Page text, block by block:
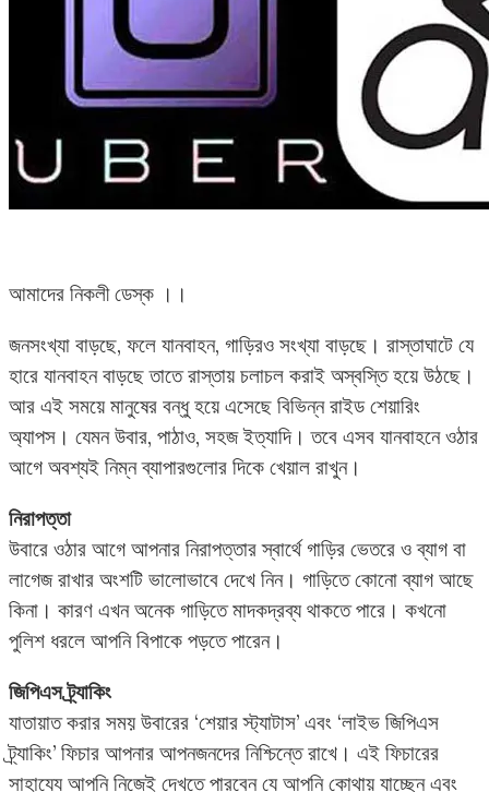
আমাদের নিকলী ডেস্ক ।।
জনসংখ্যা বাড়ছে, ফলে যানবাহন, গাড়িরও সংখ্যা বাড়ছে। রাস্তাঘাটে যে
হারে যানবাহন বাড়ছে তাতে রাস্তায় চলাচল করাই অস্বস্তি হয়ে উঠছে।
আর এই সময়ে মানুষের বন্ধু হয়ে এসেছে বিভিন্ন রাইড শেয়ারিং
অ্যাপস। যেমন উবার, পাঠাও, সহজ ইত্যাদি। তবে এসব যানবাহনে ওঠার
আগে অবশ্যই নিম্ন ব্যাপারগুলোর দিকে খেয়াল রাখুন।
নিরাপত্তা
উবারে ওঠার আগে আপনার নিরাপত্তার স্বার্থে গাড়ির ভেতরে ও ব্যাগ বা
লাগেজ রাখার অংশটি ভালোভাবে দেখে নিন। গাড়িতে কোনো ব্যাগ আছে
কিনা। কারণ এখন অনেক গাড়িতে মাদকদ্রব্য থাকতে পারে। কখনো
পুলিশ ধরলে আপনি বিপাকে পড়তে পারেন।
জিপিএস ট্র্যাকিং
যাতায়াত করার সময় উবারের ‘শেয়ার স্ট্যাটাস’ এবং ‘লাইভ জিপিএস
ট্র্যাকিং’ ফিচার আপনার আপনজনদের নিশ্চিন্তে রাখে। এই ফিচারের
সাহায্যে আপনি নিজেই দেখতে পারবেন যে আপনি কোথায় যাচ্ছেন এবং